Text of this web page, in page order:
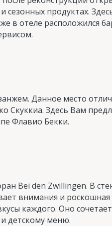
сезонных продуктах.
в отеле расположился
Данное место
Скуккиа. Здесь Вам
Флавио Бекки.
Bei den Zwillingen. В
внимания и роскошная
каждого. Оно сочетает
детскому меню.